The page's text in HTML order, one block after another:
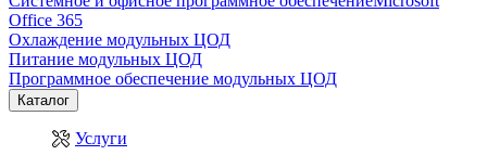
Office 365
Охлаждение модульных ЦОД
Питание модульных ЦОД
Программное обеспечение модульных ЦОД
Каталог
Услуги